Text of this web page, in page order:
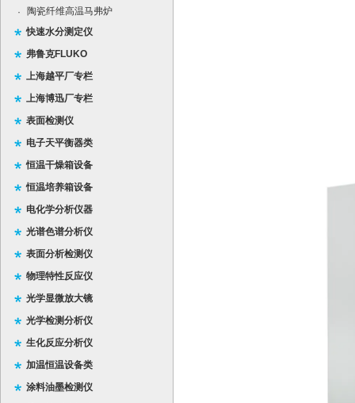
·
陶瓷纤维高温马弗炉
快速水分测定仪
弗鲁克FLUKO
上海越平厂专栏
上海博迅厂专栏
表面检测仪
电子天平衡器类
恒温干燥箱设备
恒温培养箱设备
电化学分析仪器
光谱色谱分析仪
表面分析检测仪
物理特性反应仪
光学显微放大镜
光学检测分析仪
生化反应分析仪
加温恒温设备类
涂料油墨检测仪